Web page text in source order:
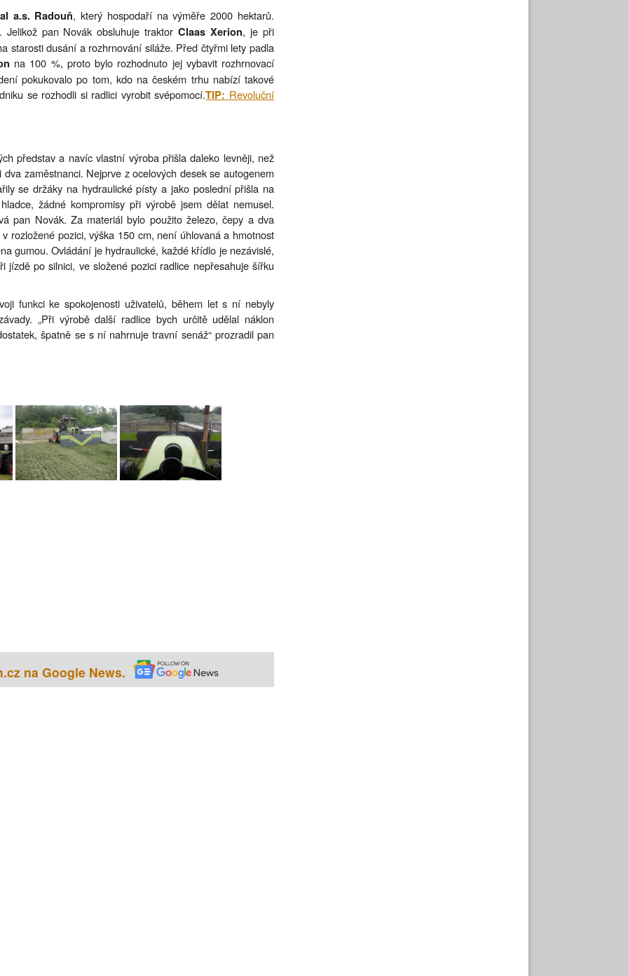
a.s. Radouň, který hospodaří na výměře 2000 hektarů.
Jelikož pan Novák obsluhuje traktorClaas Xerion, je při
starosti dusání a rozhrnování siláže. Před čtyřmi lety padla
na 100 %, proto bylo rozhodnuto jej vybavit rozhrnovací
pokukovalo po tom, kdo na českém trhu nabízí takové
se rozhodli si radlici vyrobit svépomocí.TIP: Revoluční
představ a navíc vlastní výroba přišla daleko levněji, než
zaměstnanci. Nejprve z ocelových desek se autogenem
se držáky na hydraulické písty a jako poslední přišla na
žádné kompromisy při výrobě jsem dělat nemusel.
pan Novák. Za materiál bylo použito železo, čepy a dva
rozložené pozici, výška 150 cm, není úhlovaná a hmotnost
gumou. Ovládání je hydraulické, každé křídlo je nezávislé,
jízdě po silnici, ve složené pozici radlice nepřesahuje šířku
funkci ke spokojenosti uživatelů, během let s ní nebyly
„Při výrobě další radlice bych určitě udělal náklon
špatně se s ní nahrnuje travní senáž“ prozradil pan
na Google News.